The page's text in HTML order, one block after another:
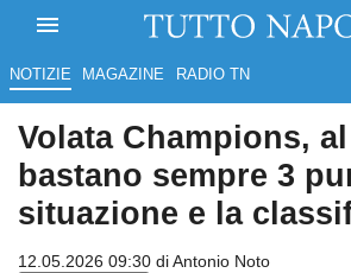
NOTIZIE MAGAZINE RADIO TN
Volata Champions,
bastano sempre 3
situazione e la
12.05.2026 09:30 diAntonio Noto